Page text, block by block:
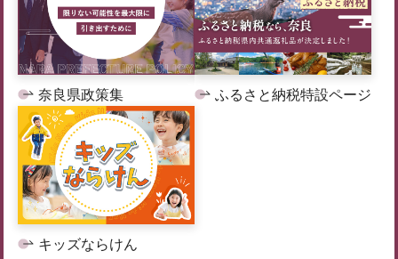
奈良県政策集 ふるさと納税特設ページ
キッズならけん